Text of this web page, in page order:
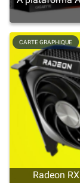
Radeon
CARTE GRAPHIQUE